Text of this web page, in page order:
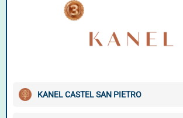
KANEL CASTEL SAN PIETRO